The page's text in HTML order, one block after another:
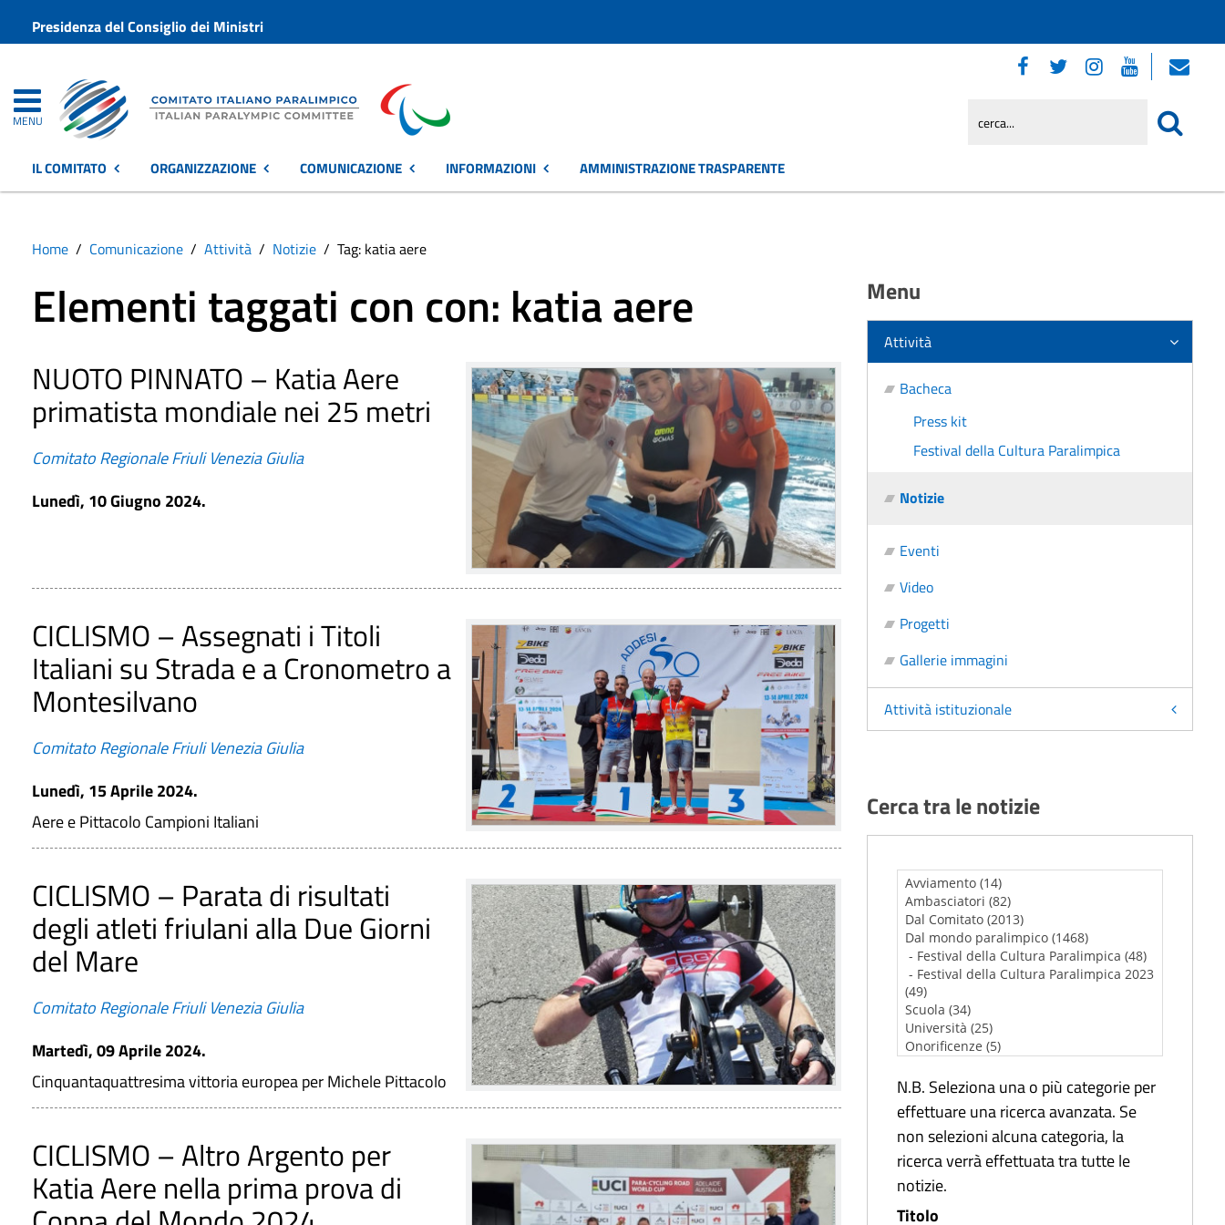
Presidenza del Consiglio dei Ministri
MENU
IL COMITATO ORGANIZZAZIONE COMUNICAZIONE INFORMAZIONI AMMINISTRAZIONE TRASPARENTE
Home Comunicazione Attività Notizie Tag: katia aere
Elementi taggati con con: katia aere
NUOTO PINNATO – Katia Aere
primatista mondiale nei 25 metri
Comitato Regionale Friuli Venezia Giulia
Lunedì, 10 Giugno 2024.
CICLISMO – Assegnati i Titoli
Italiani su Strada e a Cronometro a
Montesilvano
Comitato Regionale Friuli Venezia Giulia
Lunedì, 15 Aprile 2024.
Aere e Pittacolo Campioni Italiani
CICLISMO – Parata di risultati
degli atleti friulani alla Due Giorni
del Mare
Comitato Regionale Friuli Venezia Giulia
Martedì, 09 Aprile 2024.
Cinquantaquattresima vittoria europea per Michele Pittacolo
CICLISMO – Altro Argento per
Katia Aere nella prima prova di
Menu
Attività
Bacheca
Press kit
Festival della Cultura Paralimpica
Notizie
Eventi
Video
Progetti
Gallerie immagini
Attività istituzionale
Cerca tra le notizie
N.B. Seleziona una o più categorie per
effettuare una ricerca avanzata. Se
non selezioni alcuna categoria, la
ricerca verrà effettuata tra tutte le
notizie.
Titolo